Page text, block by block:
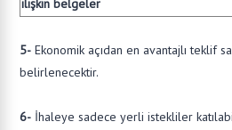
ilişkin belgeler
5- Ekonomik açıdan en avantajlı teklif
belirlenecektir.
6- İhaleye sadece yerli istekliler